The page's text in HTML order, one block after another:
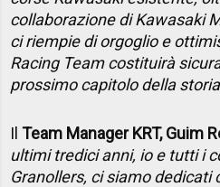
collaborazione di Kawasaki
ci riempie di orgoglio e
Racing Team costituirà
prossimo capitolo della
IlTeam Manager KRT, Guim
ultimi tredici anni, io e tutti i
Granollers, ci siamo dedicati